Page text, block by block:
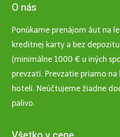
O nás
Ponúkame prenájom áut na
kreditnej karty a bez
(minimálne 1000 € u iných
prevzatí. Prevzatie priamo
hoteli. Neúčtujeme žiadne
palivo.